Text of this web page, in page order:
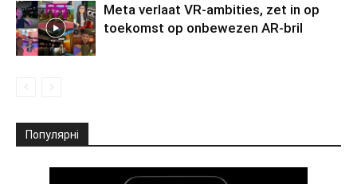
Meta verlaat VR-ambities, zet in op
toekomst op onbewezen AR-bril
Популярні